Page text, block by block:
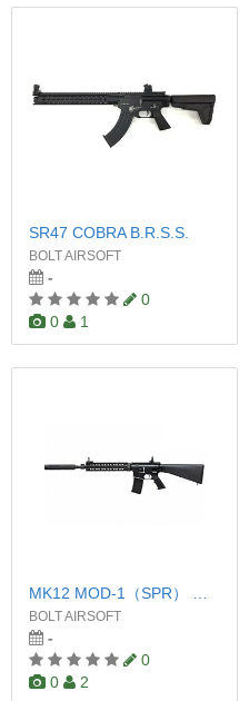
SR47 COBRA B.R.S.S.
BOLT AIRSOFT
-
0
0
1
MK12 MOD-1（SPR） 固定ストック ver.
BOLT AIRSOFT
-
0
0
2